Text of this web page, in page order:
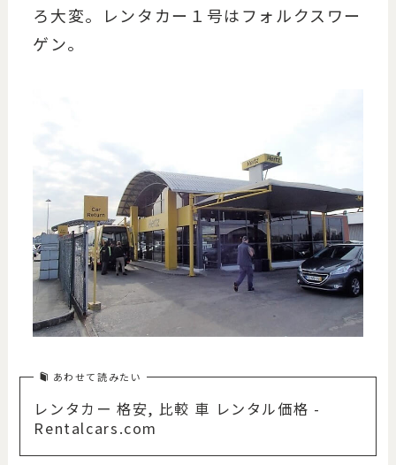
ろ大変。レンタカー１号はフォルクスワー
ゲン。
あわせて読みたい
レンタカー 格安, 比較 車 レンタル価格 -
Rentalcars.com